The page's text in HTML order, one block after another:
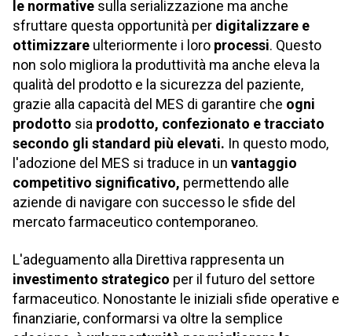
le normative sulla serializzazione ma anche
sfruttare questa opportunità per digitalizzare e
ottimizzare ulteriormente i loro processi. Questo
non solo migliora la produttività ma anche eleva la
qualità del prodotto e la sicurezza del paziente,
grazie alla capacità del MES di garantire che ogni
prodotto sia prodotto, confezionato e tracciato
secondo gli standard più elevati. In questo modo,
l'adozione del MES si traduce in un vantaggio
competitivo significativo, permettendo alle
aziende di navigare con successo le sfide del
mercato farmaceutico contemporaneo.
L'adeguamento alla Direttiva rappresenta un
investimento strategico per il futuro del settore
farmaceutico. Nonostante le iniziali sfide operative e
finanziarie, conformarsi va oltre la semplice